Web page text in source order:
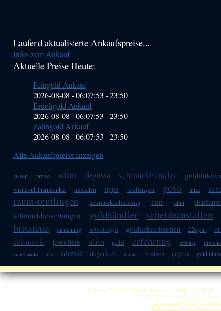
Haupt-
Sidebar
Laufend aktualisierte Ankaufspreise...
Infos zum Ankauf
Aktuelle Preise Heute:
Feingold Ankauf
2026-08-08 - 06:07:53 -23:50
Bruchgold Ankauf
2026-08-08 - 06:07:53 -23:50
Zahngold Ankauf
2026-08-08 - 06:07:53 -23:50
Alle Ankaufspreise anzeigen
lassen preise adana degussa schmuckhändler
wiener-philharmoniker modelleri tipps reutlingen peso unze
raum-reutlingen schmuckschätzung tam altin
schmuckbewertungen goldhändler
scheideanstalten
britannia
damenring sovereign goldankaufstellen 22ayar
schmuck juweliere alim gold erfahrung ohrringe
münzhändler ata adresse degerloch burma türkisch çeyrek
Copyright © by ANKA
So finden Sie uns in Stuttgart:
Impressum| AGB|
Anka Goldankauf Stuttgart